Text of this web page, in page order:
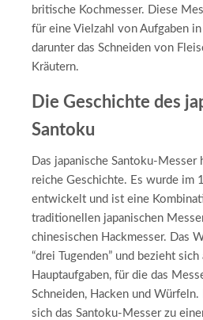
britische Kochmesser. Diese
für eine Vielzahl von Aufgaben
darunter das Schneiden von
Kräutern.
Die Geschichte des
Santoku
Das japanische Santoku-Messer
reiche Geschichte. Es wurde im
entwickelt und ist eine
traditionellen japanischen
chinesischen Hackmesser. Das
“drei Tugenden” und bezieht
Hauptaufgaben, für die das
Schneiden, Hacken und
sich das Santoku-Messer zu